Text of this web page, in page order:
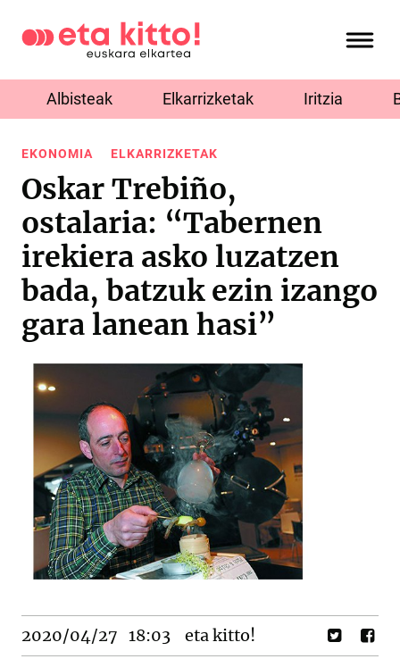
Albisteak Elkarrizketak Iritzia
EKONOMIA ELKARRIZKETAK
Oskar Trebiño,
ostalaria: “Tabernen
irekiera asko luzatzen
bada, batzuk ezin izango
gara lanean hasi”
2020/04/27 18:03 eta kitto!